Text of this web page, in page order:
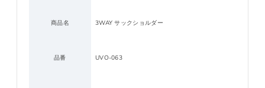
商品名 3WAY サックショルダー
品番 UVO-063